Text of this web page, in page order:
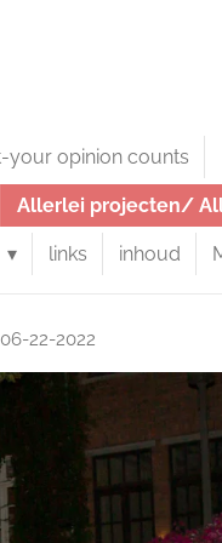
your opinion counts
Allerlei projecten/
links inhoud
06-22-2022